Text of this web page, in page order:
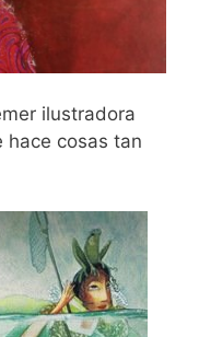
ilustradora
hace cosas tan